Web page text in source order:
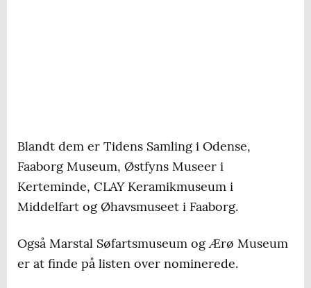
Blandt dem er Tidens Samling i Odense,
Faaborg Museum, Østfyns Museer i
Kerteminde, CLAY Keramikmuseum i
Middelfart og Øhavsmuseet i Faaborg.
Også Marstal Søfartsmuseum og Ærø Museum
er at finde på listen over nominerede.